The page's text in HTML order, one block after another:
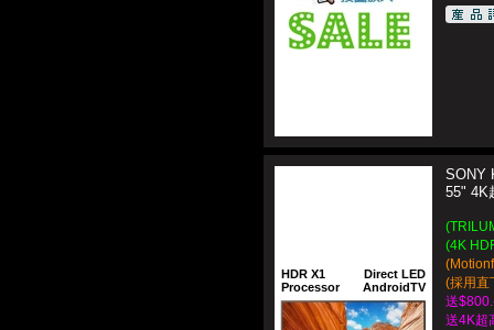
HDR X1
Processor
Direct LED
AndroidTV
SONY
55" 4K
(4K
(採用直
送
送4K超